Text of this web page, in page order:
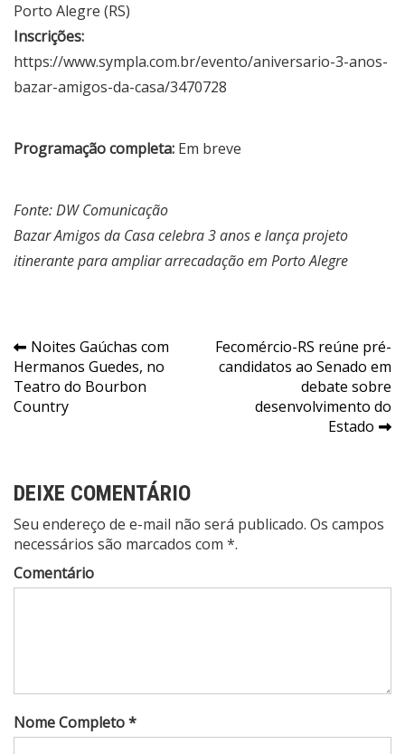
Porto Alegre (RS)
Inscrições:
https://www.sympla.com.br/evento/aniversario-3-anos-
bazar-amigos-da-casa/3470728
Programação completa: Em breve
Fonte: DW Comunicação
Bazar Amigos da Casa celebra 3 anos e lança projeto
itinerante para ampliar arrecadação em Porto Alegre
Navegação
de
Post
Noites Gaúchas com
Hermanos Guedes, no
Teatro do Bourbon
Country
Fecomércio-RS reúne pré-
candidatos ao Senado em
debate sobre
desenvolvimento do
Estado
DEIXE COMENTÁRIO
Seu endereço de e-mail não será publicado. Os campos
necessários são marcados com *.
Comentário
Nome Completo *